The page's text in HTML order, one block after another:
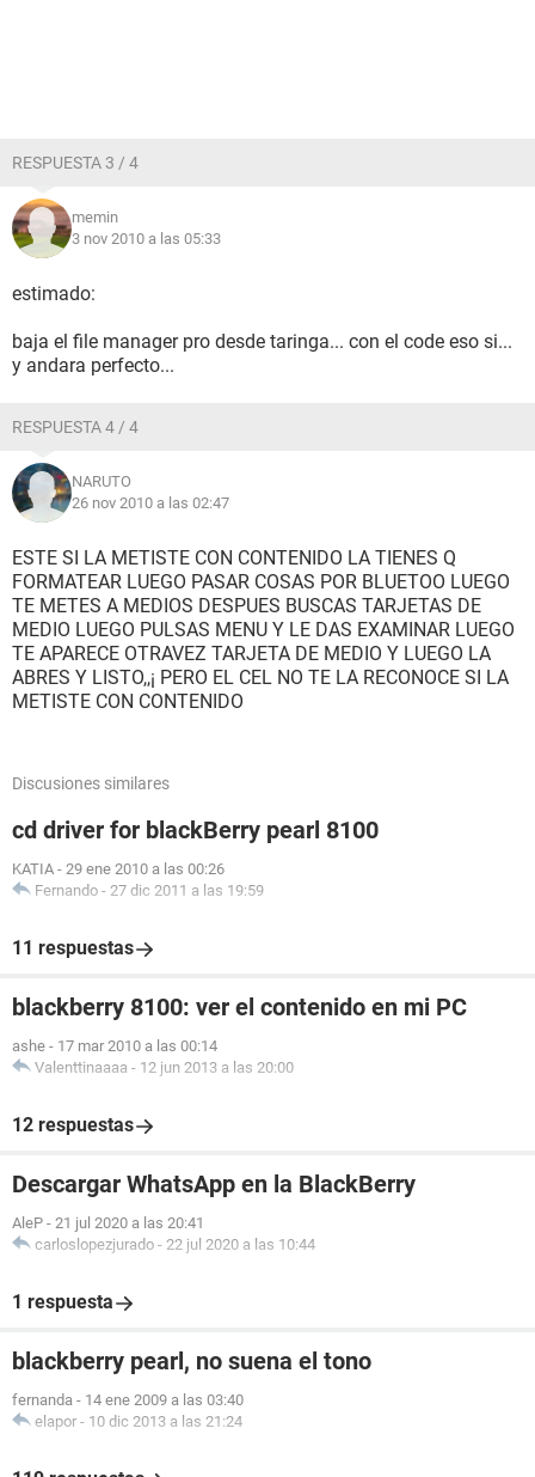
RESPUESTA 3 / 4
memin
3 nov 2010 a las 05:33
estimado:
baja el file manager pro desde taringa... con el code eso si...
y andara perfecto...
RESPUESTA 4 / 4
NARUTO
26 nov 2010 a las 02:47
ESTE SI LA METISTE CON CONTENIDO LA TIENES Q
FORMATEAR LUEGO PASAR COSAS POR BLUETOO LUEGO
TE METES A MEDIOS DESPUES BUSCAS TARJETAS DE
MEDIO LUEGO PULSAS MENU Y LE DAS EXAMINAR LUEGO
TE APARECE OTRAVEZ TARJETA DE MEDIO Y LUEGO LA
ABRES Y LISTO,,¡ PERO EL CEL NO TE LA RECONOCE SI LA
METISTE CON CONTENIDO
Discusiones similares
cd driver for blackBerry pearl 8100
KATIA - 29 ene 2010 a las 00:26
Fernando - 27 dic 2011 a las 19:59
11 respuestas
blackberry 8100: ver el contenido en mi PC
ashe - 17 mar 2010 a las 00:14
Valenttinaaaa - 12 jun 2013 a las 20:00
12 respuestas
Descargar WhatsApp en la BlackBerry
AleP - 21 jul 2020 a las 20:41
carloslopezjurado - 22 jul 2020 a las 10:44
1 respuesta
blackberry pearl, no suena el tono
fernanda - 14 ene 2009 a las 03:40
elapor - 10 dic 2013 a las 21:24